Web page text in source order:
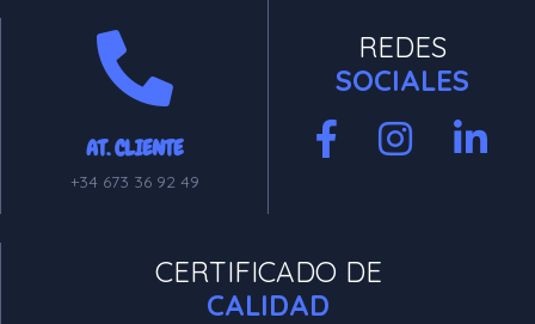
AT. CLIENTE
+34 673 36 92 49
REDES
SOCIALES
CERTIFICADO DE
CALIDAD